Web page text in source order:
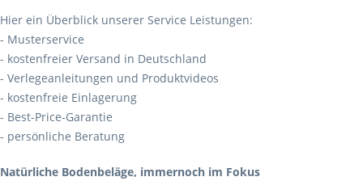
Hier ein Überblick unserer Service Leistungen:
- Musterservice
- kostenfreier Versand in Deutschland
- Verlegeanleitungen und Produktvideos
- kostenfreie Einlagerung
- Best-Price-Garantie
- persönliche Beratung
Natürliche Bodenbeläge, immernoch im Fokus